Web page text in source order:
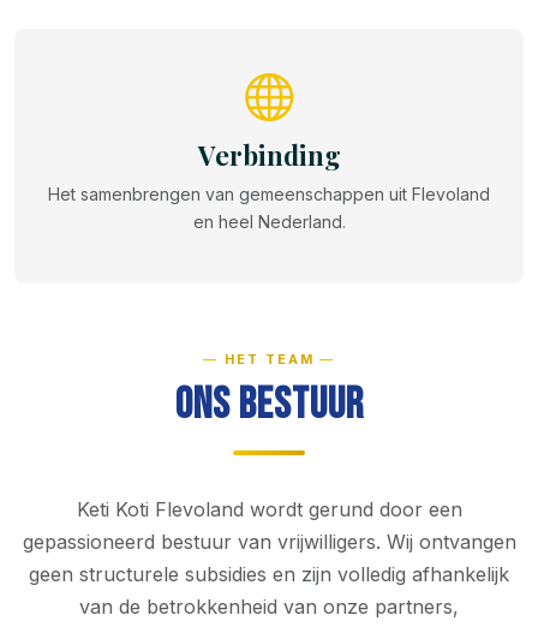
Verbinding
Het samenbrengen van gemeenschappen uit Flevoland
en heel Nederland.
HET TEAM
Ons Bestuur
Keti Koti Flevoland wordt gerund door een
gepassioneerd bestuur van vrijwilligers. Wij ontvangen
geen structurele subsidies en zijn volledig afhankelijk
van de betrokkenheid van onze partners,